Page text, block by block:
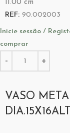
11.00 cm
REF: 90.002003
Inicie sessão /
comprar
VASO